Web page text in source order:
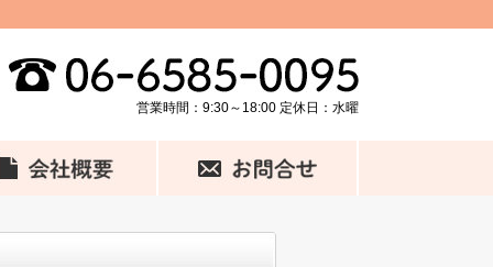
営業時間：9:30～18:00 定休日：水曜